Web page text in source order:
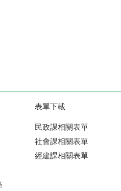
表單下載
民政課相關表單
社會課相關表單
經建課相關表單